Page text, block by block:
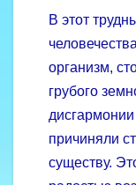
В этот
организм,
грубого
причиняли
существу.